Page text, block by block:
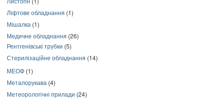
Ліфтове обладнання (1)
Мішалка (1)
Медичне обладнання (26)
Рентгенівські трубки (5)
Стерилізаційне обладнання (14)
МЕОФ (1)
Металорукава (4)
Метеорологічні прилади (24)